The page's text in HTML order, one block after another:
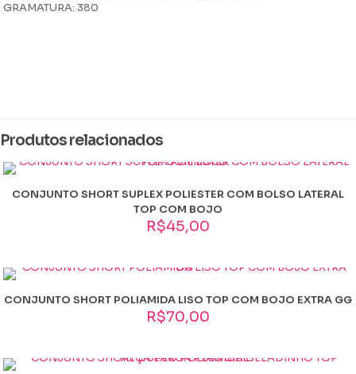
GRAMATURA: 380
Cor
beau blue, Branco, Laranja, Pink, Preto, Roxo, verde grass
Tamanho
Produtos relacionados
CONJUNTO SHORT SUPLEX POLIESTER COM BOLSO LATERAL
TOP COM BOJO
R$45,00
CONJUNTO SHORT POLIAMIDA LISO TOP COM BOJO EXTRA GG
R$70,00